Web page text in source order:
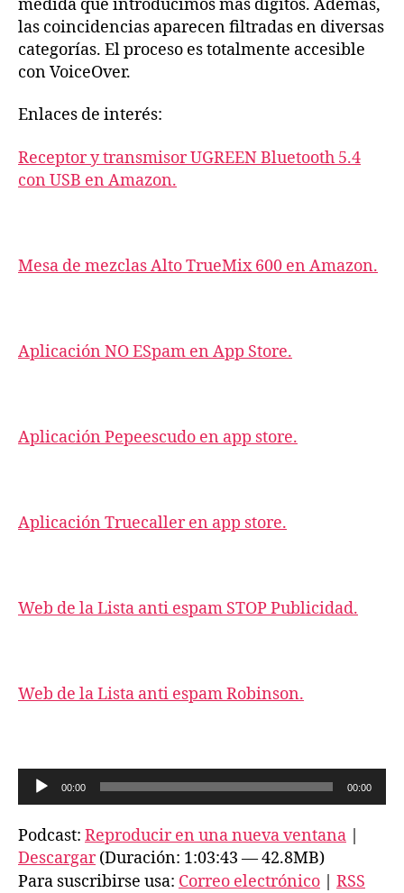
medida que introducimos más dígitos. Además,
las coincidencias aparecen filtradas en diversas
categorías. El proceso es totalmente accesible
con VoiceOver.
Enlaces de interés:
Receptor y transmisor UGREEN Bluetooth 5.4
con USB en Amazon.
Mesa de mezclas Alto TrueMix 600 en Amazon.
Aplicación NO ESpam en App Store.
Aplicación Pepeescudo en app store.
Aplicación Truecaller en app store.
Web de la Lista anti espam STOP Publicidad.
Web de la Lista anti espam Robinson.
e
p
r
o
00:00 00:00
Podcast: Reproducir en una nueva ventana
Descargar(Duración: 1:03:43 — 42.8MB)
Para suscribirse usa: Correo electrónico RSS